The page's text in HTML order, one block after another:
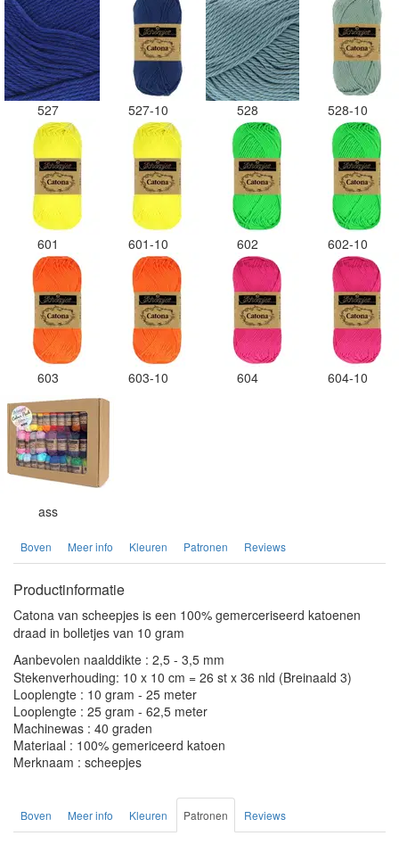
527 527-10 528 528-10
601 601-10 602 602-10
603 603-10 604 604-10
ass
Boven Meer info Kleuren Patronen Reviews
Productinformatie
Catona van scheepjes is een 100% gemerceriseerd katoenen
draad in bolletjes van 10 gram
Aanbevolen naalddikte : 2,5 - 3,5 mm
Stekenverhouding: 10 x 10 cm = 26 st x 36 nld (Breinaald 3)
Looplengte : 10 gram - 25 meter
Looplengte : 25 gram - 62,5 meter
Machinewas : 40 graden
Materiaal : 100% gemericeerd katoen
Merknaam : scheepjes
Boven Meer info Kleuren Patronen Reviews